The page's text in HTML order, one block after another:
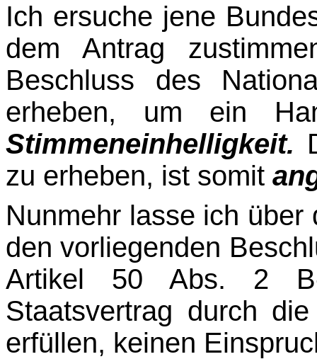
Ich ersuche jene
dem Antrag
Beschluss des
erheben, um ein
Stimmeneinhelligkeit.
zu erheben, ist somit
Nunmehr lasse ich
den vorliegenden
Artikel 50 Abs. 2
Staatsvertrag durch
erfüllen, keinen